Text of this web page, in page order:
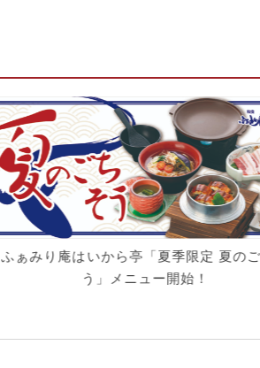
ふぁみり庵はいから亭「夏季限定 夏の
う」メニュー開始！